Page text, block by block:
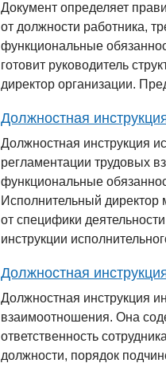
Документ определяет
от должности работника,
функциональные
готовит руководитель
директор организации.
Должностная
Должностная инструкция
регламентации трудовых
функциональные
Исполнительный
от специфики
инструкции
Должностная
Должностная инструкция
взаимоотношения. Она
ответственность
должности, порядок